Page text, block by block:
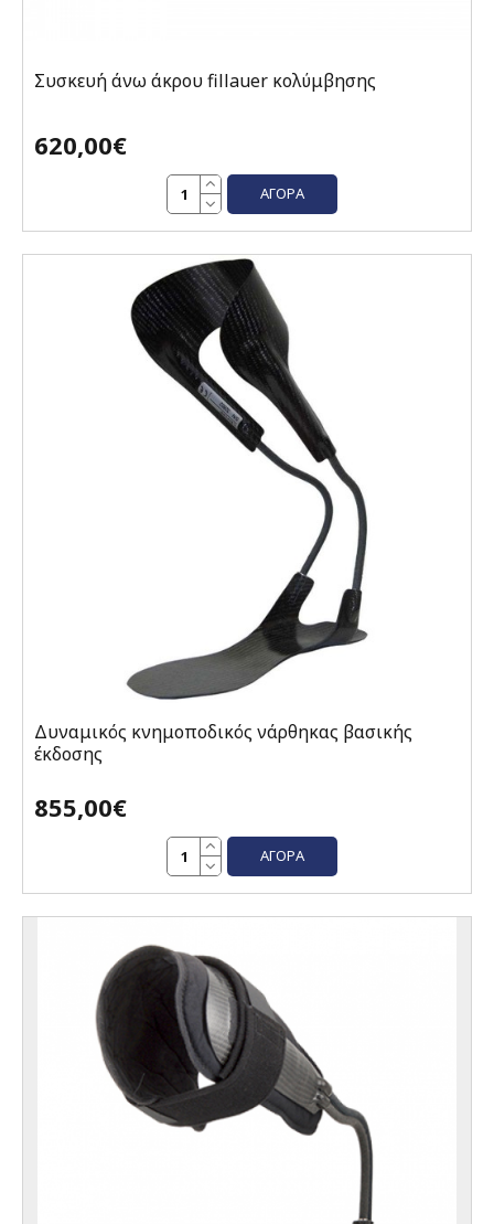
Συσκευή άνω άκρου fillauer κολύμβησης
620,00€
ΑΓΟΡΆ
Δυναμικός κνημοποδικός νάρθηκας βασικής
έκδοσης
855,00€
ΑΓΟΡΆ